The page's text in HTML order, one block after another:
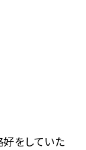
をしていた